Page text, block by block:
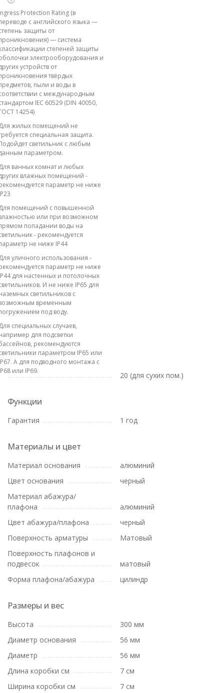
Protection Rating (в
с английского языка —
защиты от
— система
степеней защиты
электрооборудования и
устройств от
твёрдых
пыли и воды в
с международным
IEC 60529 (DIN 40050,
14254)
жилых помещений не
специальная защита.
светильник с любым
параметром.
ванных комнат и любых
влажных помещений -
параметр не ниже
помещений с повышенной
или при возможном
попадании воды на
- рекомендуется
не ниже IP44
уличного использования -
параметр не ниже
для настенных и потолочных
И не ниже IP65 для
светильников с
временным
под воду.
специальных случаев,
для подсветки
рекомендуются
параметром IP65 или
А для подводного монтажа с
или IP69.
20 (для сухих пом.)
Функции
Гарантия 1 год
Материалы и цвет
Материал основания
алюминий
Цвет основания
черный
Материал абажура/
плафона
алюминий
Цвет абажура/плафона
черный
Поверхность арматуры
Матовый
Поверхность плафонов и
подвесок
матовый
Форма плафона/абажура
цилиндр
Размеры и вес
Высота
300 мм
Диаметр основания
56 мм
Диаметр
56 мм
Длина коробки см
7 см
Ширина коробки см
7 см